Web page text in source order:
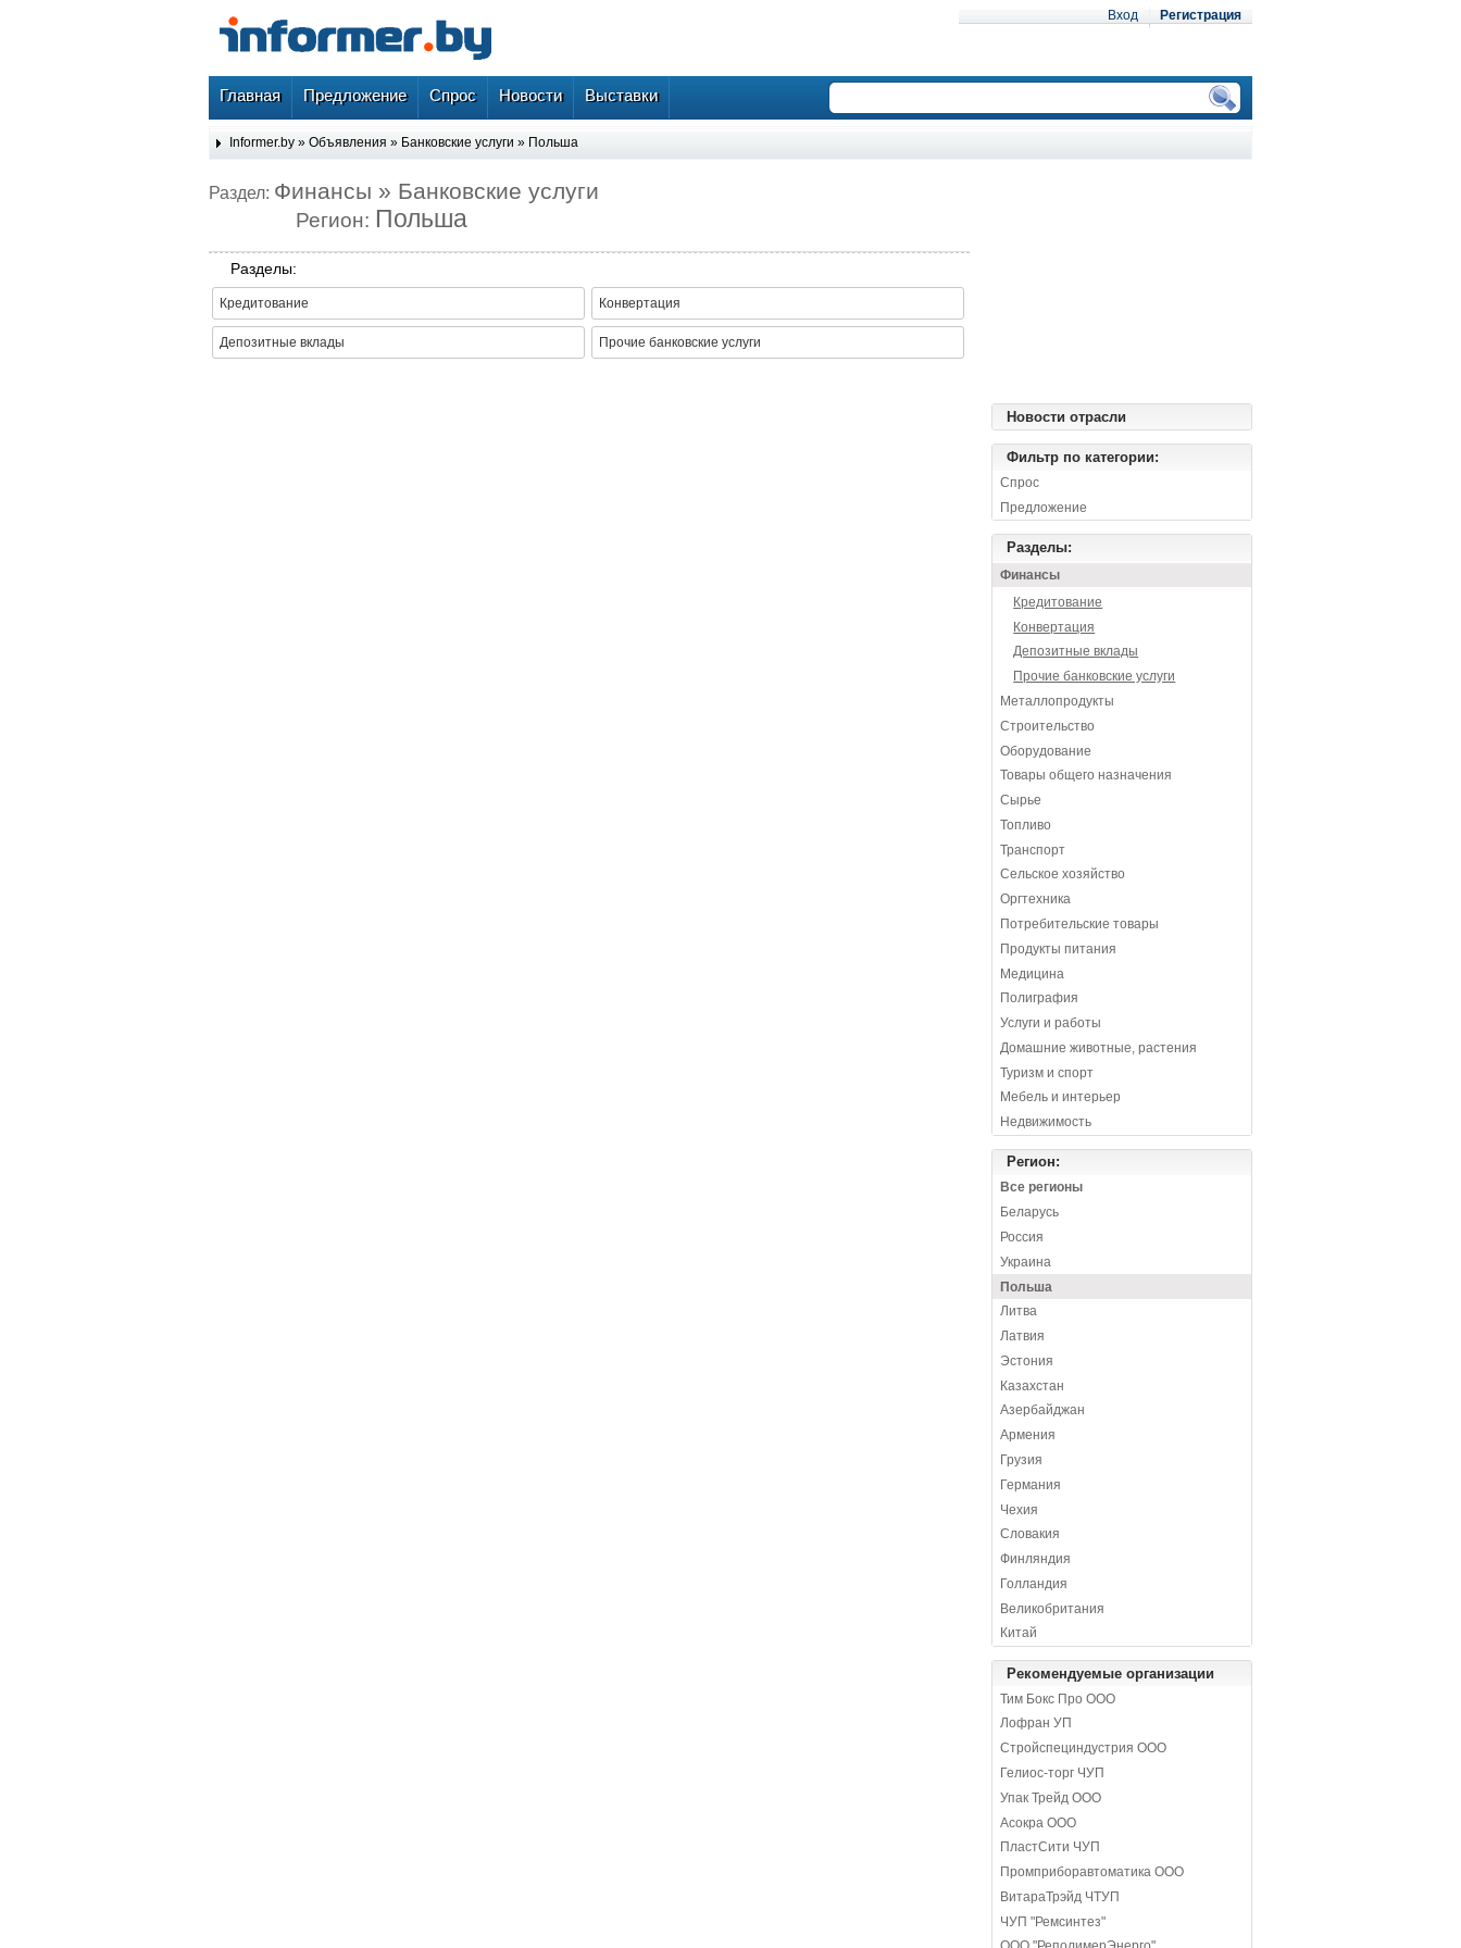
Вход Регистрация
Главная Предложение Спрос Новости Выставки
Informer.by » Объявления » Банковские услуги » Польша
Раздел: Финансы » Банковские услуги
Регион: Польша
Разделы:
Кредитование Конвертация
Депозитные вклады Прочие банковские услуги
Новости отрасли
Фильтр по категории:
Спрос
Предложение
Разделы:
Финансы
Кредитование
Конвертация
Депозитные вклады
Прочие банковские услуги
Металлопродукты
Строительство
Оборудование
Товары общего назначения
Сырье
Топливо
Транспорт
Сельское хозяйство
Оргтехника
Потребительские товары
Продукты питания
Медицина
Полиграфия
Услуги и работы
Домашние животные, растения
Туризм и спорт
Мебель и интерьер
Недвижимость
Регион:
Все регионы
Беларусь
Россия
Украина
Польша
Литва
Латвия
Эстония
Казахстан
Азербайджан
Армения
Грузия
Германия
Чехия
Словакия
Финляндия
Голландия
Великобритания
Китай
Рекомендуемые организации
Тим Бокс Про ООО
Лофран УП
Стройспециндустрия ООО
Гелиос-торг ЧУП
Упак Трейд ООО
Асокра ООО
ПластСити ЧУП
Промприборавтоматика ООО
ВитараТрэйд ЧТУП
ЧУП "Ремсинтез"